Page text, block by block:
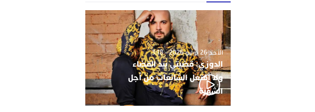
02:13من يحمي وجدة من كارثة عقارية وشيكة؟
أحكام نافذة، رسوم مجمدة، ومشاريع
سكنية مشبوهة تهدد هيبة القانون وأمن
التعمير
الأحد 26 يوليو 2026 - 3:18
الدوزي: قضيتي بيد القضاء
ولا أفتعل الشائعات من أجل
الشهرة